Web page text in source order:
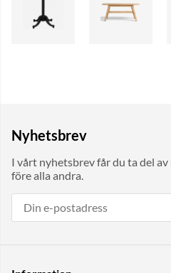
Nyhetsbrev
I vårt nyhetsbrev får du ta del
före alla andra.